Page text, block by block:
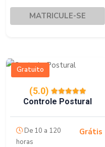
MATRICULE-SE
Gratuito
(5.0)
Controle Postural
De 10 a 120
horas
Grátis